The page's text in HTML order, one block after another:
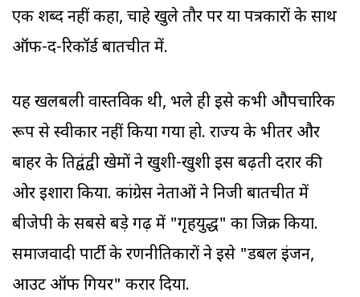
एक शब्द नहीं कहा, चाहे खुले तौर पर या पत्रकारों के साथ
ऑफ-द-रिकॉर्ड बातचीत में.
यह खलबली वास्तविक थी, भले ही इसे कभी औपचारिक
रूप से स्वीकार नहीं किया गया हो. राज्य के भीतर और
बाहर के प्रतिद्वंद्वी खेमों ने खुशी-खुशी इस बढ़ती दरार की
ओर इशारा किया. कांग्रेस नेताओं ने निजी बातचीत में
बीजेपी के सबसे बड़े गढ़ में "गृहयुद्ध" का जिक्र किया.
समाजवादी पार्टी के रणनीतिकारों ने इसे "डबल इंजन,
आउट ऑफ गियर" करार दिया.